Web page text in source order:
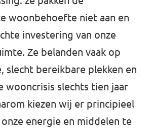
woonbehoefte niet aan en
investering van onze
Ze belanden vaak op
slecht bereikbare plekken en
wooncrisis slechts tien jaar
kiezen wij er principieel
energie en middelen te